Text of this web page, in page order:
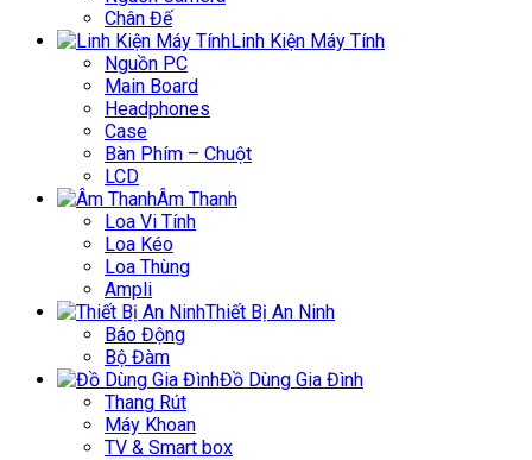
Chân Đế
Linh Kiện Máy Tính
Nguồn PC
Main Board
Headphones
Case
Bàn Phím – Chuột
LCD
Âm Thanh
Loa Vi Tính
Loa Kéo
Loa Thùng
Ampli
Thiết Bị An Ninh
Báo Động
Bộ Đàm
Đồ Dùng Gia Đình
Thang Rút
Máy Khoan
TV & Smart box